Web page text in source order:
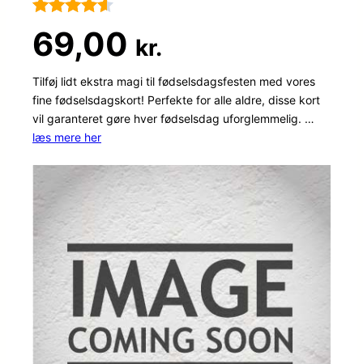
som4.5
ud af 5
baseret
på
69,00 kr.
Tilføj lidt ekstra magi til fødselsdagsfesten med vores
fine fødselsdagskort! Perfekte for alle aldre, disse kort
vil garanteret gøre hver fødselsdag uforglemmelig. …
læs mere her